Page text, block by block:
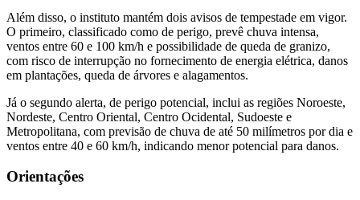
Além disso, o instituto mantém dois avisos de tempestade em vigor.
O primeiro, classificado como de perigo, prevê chuva intensa,
ventos entre 60 e 100 km/h e possibilidade de queda de granizo,
com risco de interrupção no fornecimento de energia elétrica, danos
em plantações, queda de árvores e alagamentos.
Já o segundo alerta, de perigo potencial, inclui as regiões Noroeste,
Nordeste, Centro Oriental, Centro Ocidental, Sudoeste e
Metropolitana, com previsão de chuva de até 50 milímetros por dia e
ventos entre 40 e 60 km/h, indicando menor potencial para danos.
Orientações